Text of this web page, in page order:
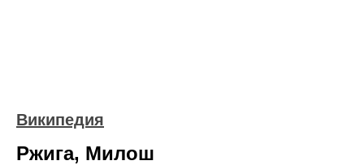
Википедия
Ржига, Милош